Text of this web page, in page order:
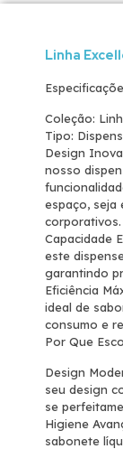
Linha
Coleção:
Tipo:
Design
nosso
espaço, seja
corporativos.
Capacidade
este
garantindo
Eficiência
ideal de
consumo e
Por Que
Design
seu design
se
Higiene
sabonete